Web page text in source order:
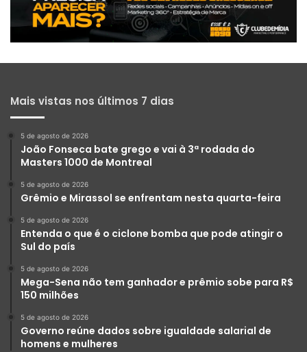
Mais vistas nos últimos 7 dias
5 de agosto de 2026
João Fonseca bate grego e vai à 3ª rodada do
Masters 1000 de Montreal
5 de agosto de 2026
Grêmio e Mirassol se enfrentam nesta quarta-feira
5 de agosto de 2026
Entenda o que é o ciclone bomba que pode atingir o
Sul do país
5 de agosto de 2026
Mega-Sena não tem ganhador e prêmio sobe para R$
150 milhões
5 de agosto de 2026
Governo reúne dados sobre igualdade salarial de
homens e mulheres